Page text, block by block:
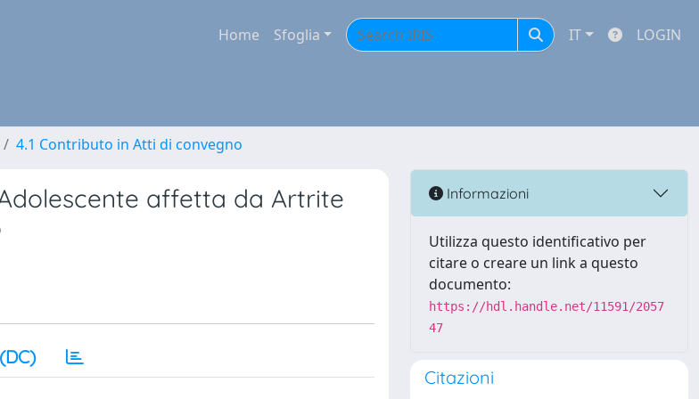
Home Sfoglia IT LOGIN
4.1 Contributo in Atti di convegno
affetta da Artrite
Informazioni
Utilizza questo identificativo per
citare o creare un link a questo
documento:
https://hdl.handle.net/11591/2057
47
Citazioni